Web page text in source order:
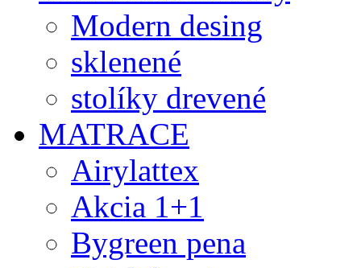
Modern desing
sklenené
stolíky drevené
MATRACE
Airylattex
Akcia 1+1
Bygreen pena